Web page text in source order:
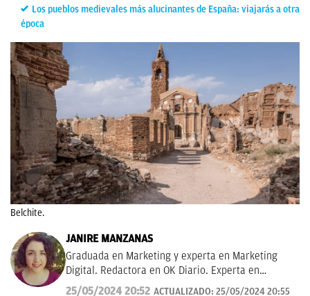
Los pueblos medievales más alucinantes de España: viajarás a otra
época
Belchite.
JANIRE MANZANAS
Graduada en Marketing y experta en Marketing
Digital. Redactora en OK Diario. Experta en
curiosidades, mascotas, consumo y Lotería de
25/05/2024 20:52 ACTUALIZADO: 25/05/2024 20:55